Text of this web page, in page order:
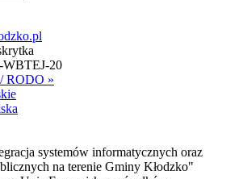
WBTEJ-20
RODO »
systemów informatycznych oraz
na terenie Gminy Kłodzko"